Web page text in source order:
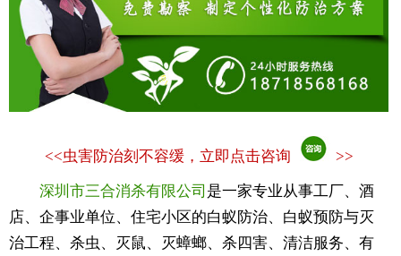
<<虫害防治刻不容缓，立即点击咨询 >>
深圳市三合消杀有限公司 是一家专业从事工厂、酒
店、企事业单位、住宅小区的白蚁防治、白蚁预防与灭
治工程、杀虫、灭鼠、灭蟑螂、杀四害、清洁服务、有